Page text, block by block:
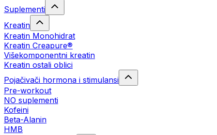
Suplementi
Kreatin
Kreatin Monohidrat
Kreatin Creapure®
Višekomponentni kreatin
Kreatin ostali oblici
Pojačivači hormona i stimulansi
Pre-workout
NO suplementi
Kofeini
Beta-Alanin
HMB